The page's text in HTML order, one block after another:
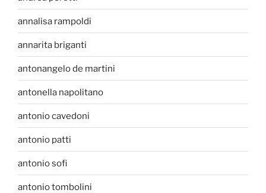
annalisa rampoldi
annarita briganti
antonangelo de martini
antonella napolitano
antonio cavedoni
antonio patti
antonio sofi
antonio tombolini